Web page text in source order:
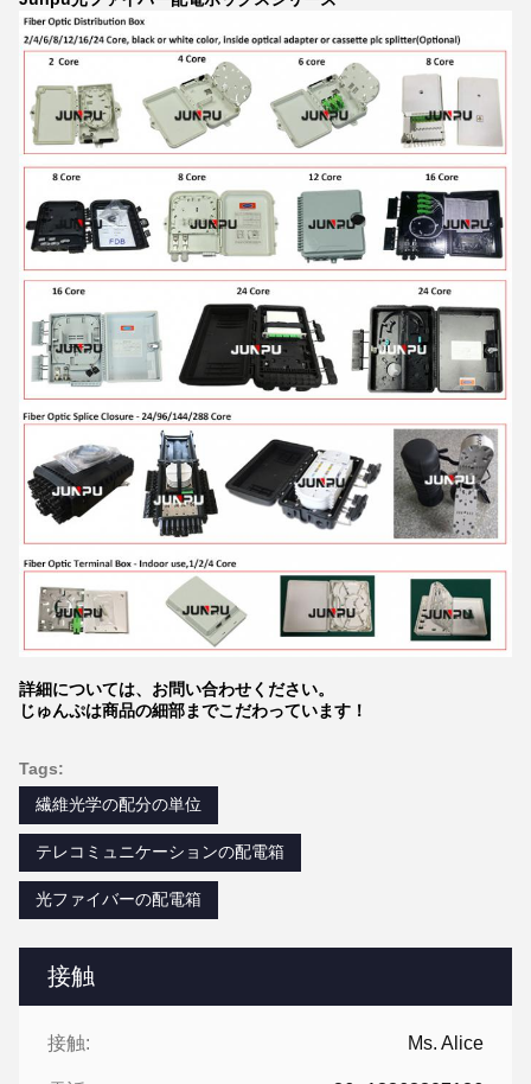
接触
接触: Ms. Alice
詳細については、お問い合わせください。
じゅんぷは商品の細部までこだわっています！
Tags:
繊維光学の配分の単位
テレコミュニケーションの配電箱
光ファイバーの配電箱